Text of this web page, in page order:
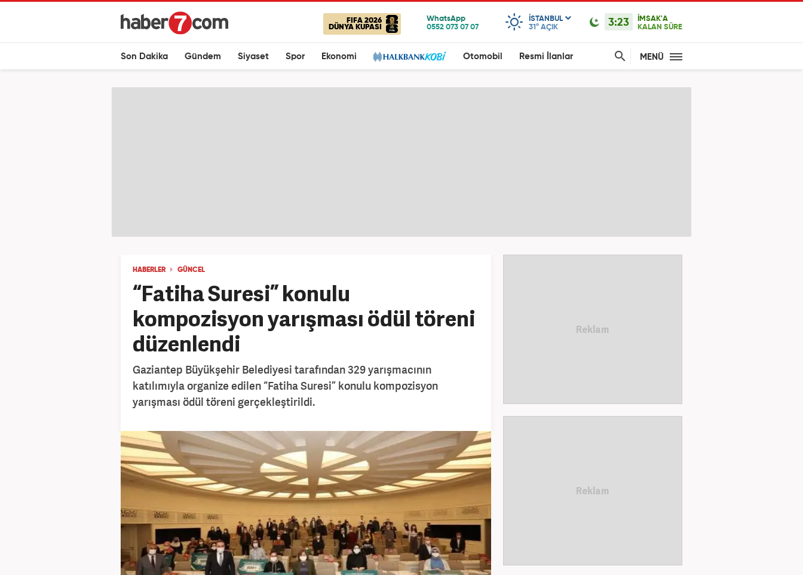
FIFA 2026
DÜNYA KUPASI
ISTANBUL
31° AÇIK 3:23
İMSAK'A
KALAN SÜRE
Son Dakika Gündem Siyaset Spor Ekonomi Otomobil Resmi İlanlar MENÜ
HABERLER GÜNCEL
“Fatiha Suresi” konulu
kompozisyon yarışması ödül töreni
düzenlendi
Gaziantep Büyükşehir Belediyesi tarafından 329 yarışmacının
katılımıyla organize edilen “Fatiha Suresi” konulu kompozisyon
yarışması ödül töreni gerçekleştirildi.